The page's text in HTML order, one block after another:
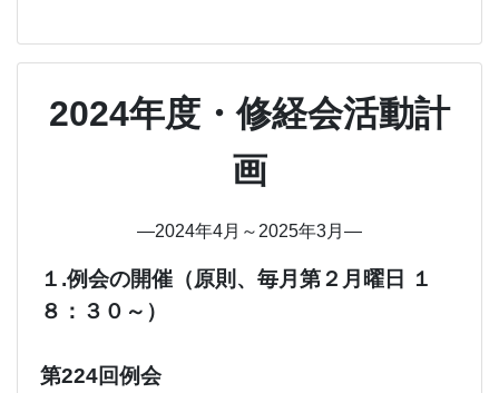
2024年度・修経会活動計
画
―2024年4月～2025年3月―
１.例会の開催（原則、毎月第２月曜日 １
８：３０～）
第224回例会